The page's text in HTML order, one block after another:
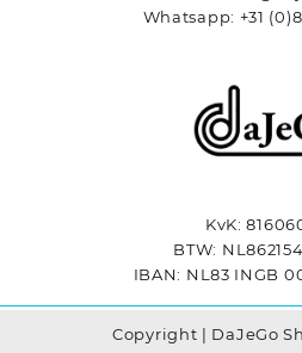
Whatsapp: +31
KvK:
BTW:
IBAN: NL83 INGB
Copyright | DaJeGo